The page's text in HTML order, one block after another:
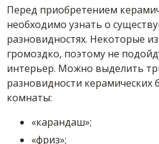
Перед приобретением
необходимо узнать о
разновидностях. Некоторые
громоздко, поэтому не
интерьер. Можно выделить
разновидности
комнаты:
«карандаш»;
«фриз»;